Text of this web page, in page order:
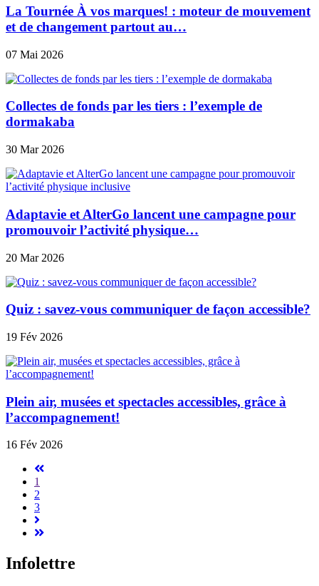
La Tournée À vos marques! : moteur de mouvement
et de changement partout au…
07 Mai 2026
Collectes de fonds par les tiers : l’exemple de
dormakaba
30 Mar 2026
Adaptavie et AlterGo lancent une campagne pour
promouvoir l’activité physique…
20 Mar 2026
Quiz : savez-vous communiquer de façon accessible?
19 Fév 2026
Plein air, musées et spectacles accessibles, grâce à
l’accompagnement!
16 Fév 2026
1
2
3
Infolettre